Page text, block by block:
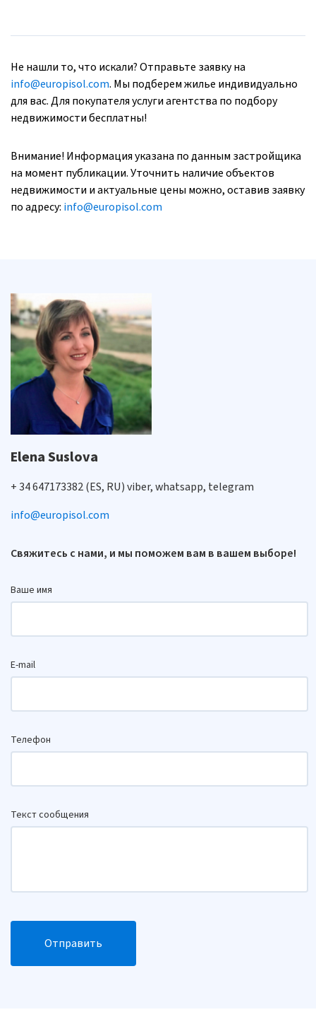
Не нашли то, что искали? Отправьте заявку на
info@europisol.com. Мы подберем жилье индивидуально
для вас. Для покупателя услуги агентства по подбору
недвижимости бесплатны!
Внимание! Информация указана по данным застройщика
на момент публикации. Уточнить наличие объектов
недвижимости и актуальные цены можно, оставив заявку
по адресу: info@europisol.com
Elena Suslova
+ 34 647173382 (ES, RU) viber, whatsapp, telegram
info@europisol.com
Свяжитесь с нами, и мы поможем вам в вашем выборе!
Ваше имя
E-mail
Телефон
Текст сообщения
Отправить